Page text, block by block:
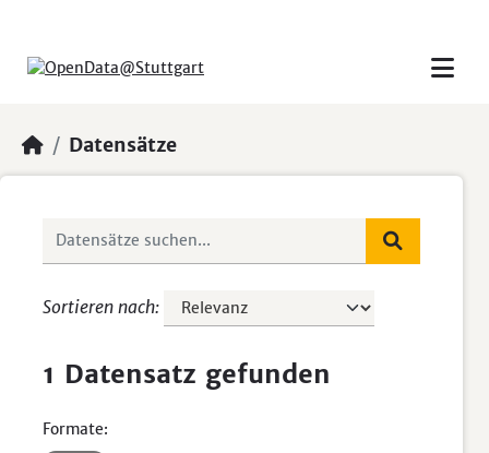
Datensätze
Sortieren nach
1 Datensatz gefunden
Formate: